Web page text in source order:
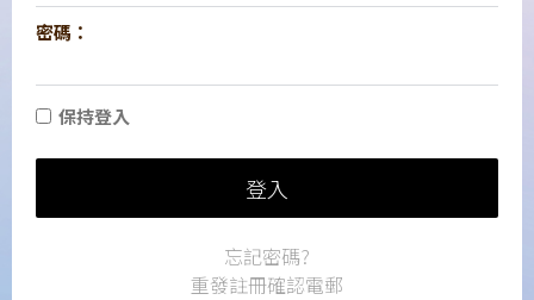
密碼：
保持登入
登入
忘記密碼?
重發註冊確認電郵